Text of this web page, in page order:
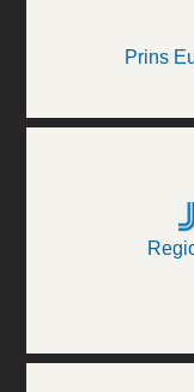
Prins